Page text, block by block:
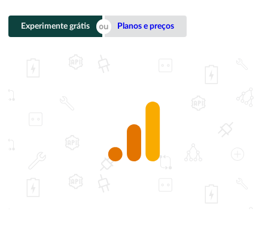
Experimente grátis Planos e preços